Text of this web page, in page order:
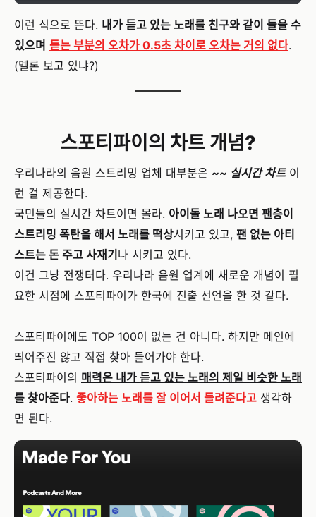
이런 식으로 뜬다. 내가 듣고 있는 노래를 친구와 같이 들을 수
있으며 듣는 부분의 오차가 0.5초 차이로 오차는 거의 없다.
(멜론 보고 있냐?)
스포티파이의 차트 개념?
우리나라의 음원 스트리밍 업체 대부분은 ~~ 실시간 차트이
런 걸 제공한다.
국민들의 실시간 차트이면 몰라. 아이돌 노래 나오면 팬층이
스트리밍 폭탄을 해서 노래를 떡상시키고 있고, 팬 없는 아티
스트는 돈 주고 사재기 나 시키고 있다.
이건 그냥 전쟁터다. 우리나라 음원 업계에 새로운 개념이 필
요한 시점에 스포티파이가 한국에 진출 선언을 한 것 같다.
스포티파이에도 TOP 100이 없는 건 아니다. 하지만 메인에
띄어주진 않고 직접 찾아 들어가야 한다.
스포티파이의 매력은 내가 듣고 있는 노래의 제일 비슷한 노래
를 찾아준다. 좋아하는 노래를 잘 이어서 들려준다고 생각하
면 된다.